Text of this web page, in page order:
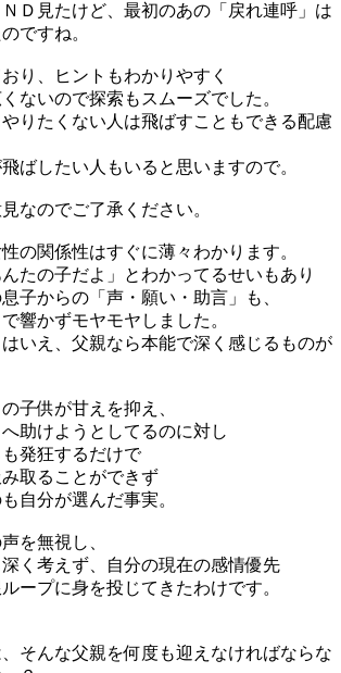
Ｄ見たけど、最初のあの「戻れ連呼」は
ですね。
り、ヒントもわかりやすく
ないので探索もスムーズでした。
りたくない人は飛ばすこともできる配慮
ばしたい人もいると思いますので。
なのでご了承ください。
の関係性はすぐに薄々わかります。
たの子だよ」とわかってるせいもあり
子からの「声・願い・助言」も、
響かずモヤモヤしました。
いえ、父親なら本能で深く感じるものが
子供が甘えを抑え、
助けようとしてるのに対し
発狂するだけで
取ることができず
自分が選んだ事実。
を無視し、
く考えず、自分の現在の感情優先
ープに身を投じてきたわけです。
そんな父親を何度も迎えなければならな